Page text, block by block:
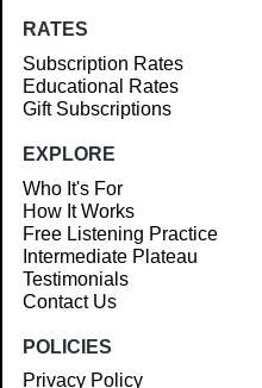
RATES
Subscription Rates
Educational Rates
Gift Subscriptions
EXPLORE
Who It's For
How It Works
Free Listening Practice
Intermediate Plateau
Testimonials
Contact Us
POLICIES
Privacy Policy